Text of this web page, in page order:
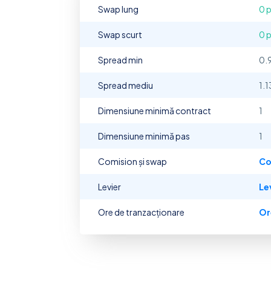
Swap lung 0
Swap scurt 0
Spread min
Spread mediu
Dimensiune minimă contract 1
Dimensiune minimă pas 1
Comision și swap
Levier
Ore de tranzacționare